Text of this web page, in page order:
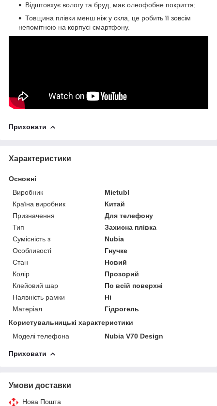
Відштовхує вологу та бруд, має олеофобне покриття;
Товщина плівки менш ніж у скла, це робить її зовсім
непомітною на корпусі смартфону.
Приховати
Характеристики
Основні
Виробник
Mietubl
Країна виробник
Китай
Призначення
Для телефону
Тип
Захисна плівка
Сумісність з
Nubia
Особливості
Гнучке
Стан
Новий
Колір
Прозорий
Клейовий шар
По всій поверхні
Наявність рамки
Ні
Матеріал
Гідрогель
Користувальницькі характеристики
Моделі телефона
Nubia V70 Design
Приховати
Умови доставки
Нова Пошта